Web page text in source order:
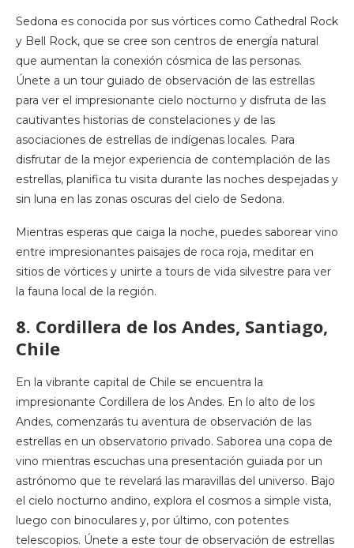
Sedona es conocida por sus vórtices como Cathedral Rock
y Bell Rock, que se cree son centros de energía natural
que aumentan la conexión cósmica de las personas.
Únete a un tour guiado de observación de las estrellas
para ver el impresionante cielo nocturno y disfruta de las
cautivantes historias de constelaciones y de las
asociaciones de estrellas de indígenas locales. Para
disfrutar de la mejor experiencia de contemplación de las
estrellas, planifica tu visita durante las noches despejadas y
sin luna en las zonas oscuras del cielo de Sedona.
Mientras esperas que caiga la noche, puedes saborear vino
entre impresionantes paisajes de roca roja, meditar en
sitios de vórtices y unirte a tours de vida silvestre para ver
la fauna local de la región.
8. Cordillera de los Andes, Santiago,
Chile
En la vibrante capital de Chile se encuentra la
impresionante Cordillera de los Andes. En lo alto de los
Andes, comenzarás tu aventura de observación de las
estrellas en un observatorio privado. Saborea una copa de
vino mientras escuchas una presentación guiada por un
astrónomo que te revelará las maravillas del universo. Bajo
el cielo nocturno andino, explora el cosmos a simple vista,
luego con binoculares y, por último, con potentes
telescopios. Únete a este tour de observación de estrellas